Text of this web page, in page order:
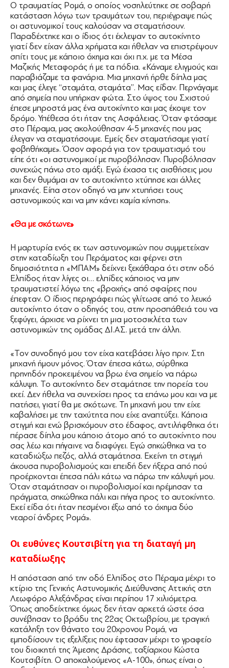
Ο τραυματίας Ρομά, ο οποίος νοσηλεύτηκε σε σοβαρή
κατάσταση λόγω των τραυμάτων του, περιέγραψε πώς
οι αστυνομικοί τους καλούσαν να σταματήσουν.
Παραδέχτηκε και ο ίδιος ότι έκλεψαν το αυτοκίνητο
γιατί δεν είχαν άλλα χρήματα και ήθελαν να επιστρέψουν
σπίτι τους με κάποιο όχημα και όχι π.χ. με τα Μέσα
Μαζικής Μεταφοράς ή με τα πόδια. «Κάναμε ελιγμούς και
παραβιάζαμε τα φανάρια. Μια μηχανή ήρθε δίπλα μας
και μας έλεγε ‘‘σταμάτα, σταμάτα’’. Μας είδαν. Περνάγαμε
από σημεία που υπήρχαν φώτα. Στο ύψος του Σχιστού
έπεσε μπροστά μας ένα αυτοκίνητο και μας έκοψε τον
δρόμο. Υπέθεσα ότι ήταν της Ασφάλειας. Όταν φτάσαμε
στο Πέραμα, μας ακολούθησαν 4-5 μηχανές που μας
έλεγαν να σταματήσουμε. Εμείς δεν σταματήσαμε γιατί
φοβηθήκαμε». Όσον αφορά για τον τραυματισμό του
είπε ότι «οι αστυνομικοί με πυροβόλησαν. Πυροβόλησαν
συνεχώς πάνω στο αμάξι. Εγώ έχασα τις αισθήσεις μου
και δεν θυμάμαι αν το αυτοκίνητο χτύπησε και άλλες
μηχανές. Είπα στον οδηγό να μην χτυπήσει τους
αστυνομικούς και να μην κάνει καμία κίνηση».
«Θα με σκότωνε»
Η μαρτυρία ενός εκ των αστυνομικών που συμμετείχαν
στην καταδίωξη του Περάματος και φέρνει στη
δημοσιότητα η «ΜΠΑΜ» δείχνει ξεκάθαρα ότι στην οδό
Ελπίδος ήταν λίγες οι… ελπίδες κάποιος να μην
τραυματιστεί λόγω της «βροχής» από σφαίρες που
έπεφταν. Ο ίδιος περιγράφει πώς γλίτωσε από το λευκό
αυτοκίνητο όταν ο οδηγός του, στην προσπάθειά του να
ξεφύγει, άρχισε να ρίχνει τη μια μοτοσικλέτα των
αστυνομικών της ομάδας ∆Ι.ΑΣ. μετά την άλλη.
«Τον συνοδηγό μου τον είχα κατεβάσει λίγο πριν. Στη
μηχανή ήμουν μόνος. Όταν έπεσα κάτω, σύρθηκα
πρηνηδόν προκειμένου να βρω ένα σημείο να πάρω
κάλυψη. Το αυτοκίνητο δεν σταμάτησε την πορεία του
εκεί. ∆εν ήθελα να συνεχίσει προς τα επάνω μου και να με
πατήσει, γιατί θα με σκότωνε. Τη μηχανή μου την είχε
καβαλήσει με την ταχύτητα που είχε αναπτύξει. Κάποια
στιγμή και ενώ βρισκόμουν στο έδαφος, αντιλήφθηκα ότι
πέρασε δίπλα μου κάποιο άτομο από το αυτοκίνητο που
σας λέω και πήγαινε να διαφύγει. Εγώ σηκώθηκα να το
καταδιώξω πεζός, αλλά σταμάτησα. Εκείνη τη στιγμή
άκουσα πυροβολισμούς και επειδή δεν ήξερα από πού
προέρχονται έπεσα πάλι κάτω να πάρω την κάλυψή μου.
Όταν σταμάτησαν οι πυροβολισμοί και ηρέμησαν τα
πράγματα, σηκώθηκα πάλι και πήγα προς το αυτοκίνητο.
Εκεί είδα ότι ήταν πεσμένοι έξω από το όχημα δύο
νεαροί άνδρες Ρομά».
Οι ευθύνες Κουτσιβίτη για τη διαταγή µη
καταδίωξης
Η απόσταση από την οδό Ελπίδος στο Πέραμα μέχρι το
κτίριο της Γενικής Αστυνομικής ∆ιεύθυνσης Αττικής στη
Λεωφόρο Αλεξάνδρας είναι περίπου 17 χιλιόμετρα.
Όπως αποδείχτηκε όμως δεν ήταν αρκετά ώστε όσα
συνέβησαν το βράδυ της 22ας Οκτωβρίου, με τραγική
κατάληξη τον θάνατο του 20χρονου Ρομά, να
εμποδίσουν τις εξελίξεις που έφτασαν μέχρι το γραφείο
του διοικητή της Άμεσης ∆ράσης, ταξίαρχου Κώστα
Κουτσιβίτη. Ο αποκαλούμενος «Α-100», όπως είναι ο